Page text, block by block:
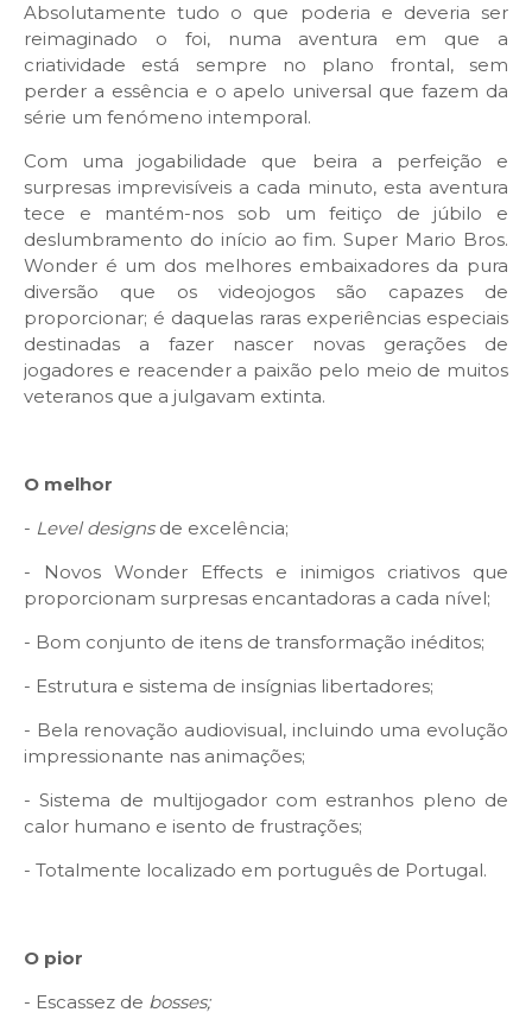
Absolutamente tudo o que poderia e deveria ser
reimaginado o foi, numa aventura em que a
criatividade está sempre no plano frontal, sem
perder a essência e o apelo universal que fazem da
série um fenómeno intemporal.
Com uma jogabilidade que beira a perfeição e
surpresas imprevisíveis a cada minuto, esta aventura
tece e mantém-nos sob um feitiço de júbilo e
deslumbramento do início ao fim. Super Mario Bros.
Wonder é um dos melhores embaixadores da pura
diversão que os videojogos são capazes de
proporcionar; é daquelas raras experiências especiais
destinadas a fazer nascer novas gerações de
jogadores e reacender a paixão pelo meio de muitos
veteranos que a julgavam extinta.
O melhor
- Level designs de excelência;
- Novos Wonder Effects e inimigos criativos que
proporcionam surpresas encantadoras a cada nível;
- Bom conjunto de itens de transformação inéditos;
- Estrutura e sistema de insígnias libertadores;
- Bela renovação audiovisual, incluindo uma evolução
impressionante nas animações;
- Sistema de multijogador com estranhos pleno de
calor humano e isento de frustrações;
- Totalmente localizado em português de Portugal.
O pior
- Escassez de bosses;